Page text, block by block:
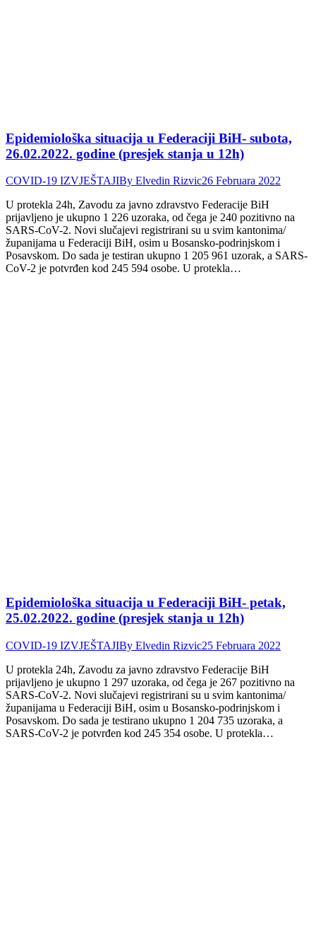
Epidemiološka situacija u Federaciji BiH- subota,
26.02.2022. godine (presjek stanja u 12h)
COVID-19 IZVJEŠTAJIBy Elvedin Rizvic26 Februara 2022
U protekla 24h, Zavodu za javno zdravstvo Federacije BiH
prijavljeno je ukupno 1 226 uzoraka, od čega je 240 pozitivno na
SARS-CoV-2. Novi slučajevi registrirani su u svim kantonima/
županijama u Federaciji BiH, osim u Bosansko-podrinjskom i
Posavskom. Do sada je testiran ukupno 1 205 961 uzorak, a SARS-
CoV-2 je potvrđen kod 245 594 osobe. U protekla…
Epidemiološka situacija u Federaciji BiH- petak,
25.02.2022. godine (presjek stanja u 12h)
COVID-19 IZVJEŠTAJIBy Elvedin Rizvic25 Februara 2022
U protekla 24h, Zavodu za javno zdravstvo Federacije BiH
prijavljeno je ukupno 1 297 uzoraka, od čega je 267 pozitivno na
SARS-CoV-2. Novi slučajevi registrirani su u svim kantonima/
županijama u Federaciji BiH, osim u Bosansko-podrinjskom i
Posavskom. Do sada je testirano ukupno 1 204 735 uzoraka, a
SARS-CoV-2 je potvrđen kod 245 354 osobe. U protekla…